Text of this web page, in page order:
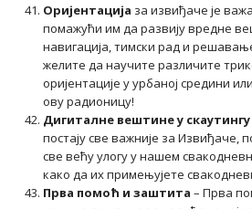
Оријентација за извиђаче је
помажући им да развију вредне
навигација, тимски рад и
желите да научите различите
оријентације у урбаној средини
ову радионицу!
Дигиталне вештине у скаутингу
постају све важније за Извиђаче,
све већу улогу у нашем
како да их примењујете
Прва помоћ и заштита – Прва